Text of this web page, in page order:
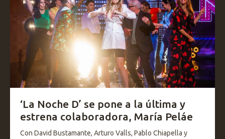
‘La Noche D’ se pone a la última y
estrena colaboradora, María Peláe
Con David Bustamante, Arturo Valls, Pablo Chiapella y